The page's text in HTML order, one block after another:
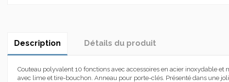
Description Détails du produit
Couteau polyvalent 10 fonctions avec accessoires en acier inoxydable
avec lime et tire-bouchon. Anneau pour porte-clés. Présenté dans une